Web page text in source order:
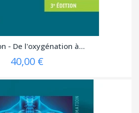
- De l'oxygénation à...
40,00 €